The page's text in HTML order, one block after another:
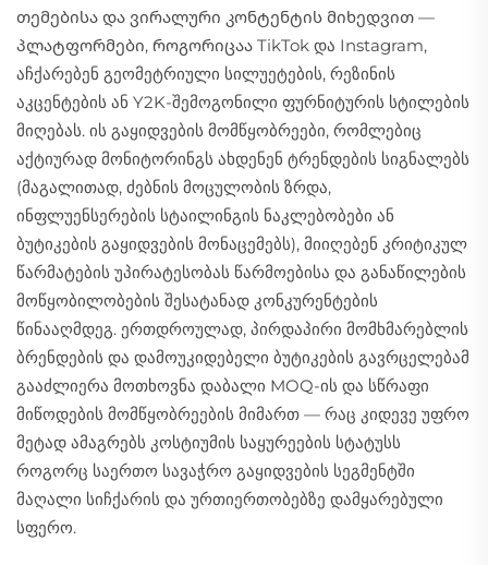
თემებისა და ვირალური კონტენტის მიხედვით —
პლატფორმები, როგორიცაა TikTok და Instagram,
აჩქარებენ გეომეტრიული სილუეტების, რეზინის
აკცენტების ან Y2K-შემოგონილი ფურნიტურის სტილების
მიღებას. ის გაყიდვების მომწყობრეები, რომლებიც
აქტიურად მონიტორინგს ახდენენ ტრენდების სიგნალებს
(მაგალითად, ძებნის მოცულობის ზრდა,
ინფლუენსერების სტაილინგის ნაკლებობები ან
ბუტიკების გაყიდვების მონაცემებს), მიიღებენ კრიტიკულ
წარმატების უპირატესობას წარმოებისა და განაწილების
მოწყობილობების შესატანად კონკურენტების
წინააღმდეგ. ერთდროულად, პირდაპირი მომხმარებლის
ბრენდების და დამოუკიდებელი ბუტიკების გავრცელებამ
გააძლიერა მოთხოვნა დაბალი MOQ-ის და სწრაფი
მიწოდების მომწყობრეების მიმართ — რაც კიდევე უფრო
მეტად ამაგრებს კოსტიუმის საყურეების სტატუსს
როგორც საერთო სავაჭრო გაყიდვების სეგმენტში
მაღალი სიჩქარის და ურთიერთობებზე დამყარებული
სფერო.